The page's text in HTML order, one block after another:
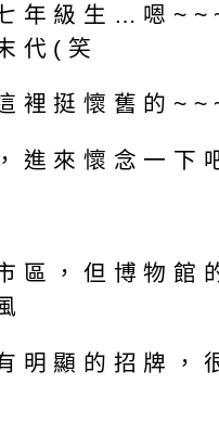
年級生…嗯
代(笑
裡挺懷舊的
進來懷念一下
區，但博物館
明顯的招牌，